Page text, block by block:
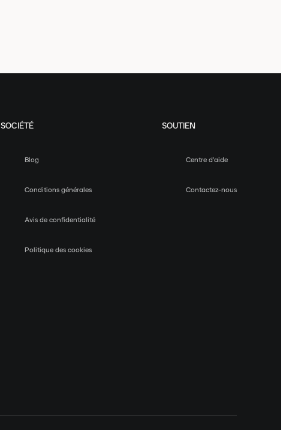
SOCIÉTÉ
Blog
Conditions générales
Avis de confidentialité
Politique des cookies
SOUTIEN
Centre d'aide
Contactez-nous